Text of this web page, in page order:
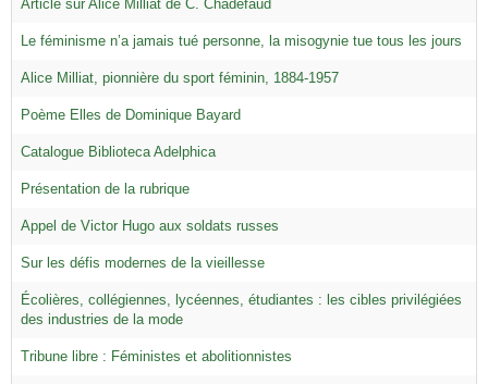
Article sur Alice Milliat de C. Chadefaud
Le féminisme n’a jamais tué personne, la misogynie tue tous les jours
Alice Milliat, pionnière du sport féminin, 1884-1957
Poème Elles de Dominique Bayard
Catalogue Biblioteca Adelphica
Présentation de la rubrique
Appel de Victor Hugo aux soldats russes
Sur les défis modernes de la vieillesse
Écolières, collégiennes, lycéennes, étudiantes : les cibles privilégiées
des industries de la mode
Tribune libre : Féministes et abolitionnistes